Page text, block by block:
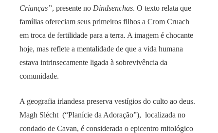
Crianças”, presente no Dindsenchas. O texto relata que
famílias ofereciam seus primeiros filhos a Crom Cruach
em troca de fertilidade para a terra. A imagem é chocante
hoje, mas reflete a mentalidade de que a vida humana
estava intrinsecamente ligada à sobrevivência da
comunidade.
A geografia irlandesa preserva vestígios do culto ao deus.
Magh Slécht (“Planície da Adoração”), localizada no
condado de Cavan, é considerada o epicentro mitológico